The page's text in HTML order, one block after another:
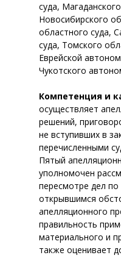
суда,
Новосибирского
областного суда,
суда, Томского
Еврейской
Чукотского
Компетенция и
осуществляет
решений,
не вступивших в
перечисленными
Пятый
уполномочен
пересмотре дел
открывшимся
апелляционного
правильность
материального и
также оценивает